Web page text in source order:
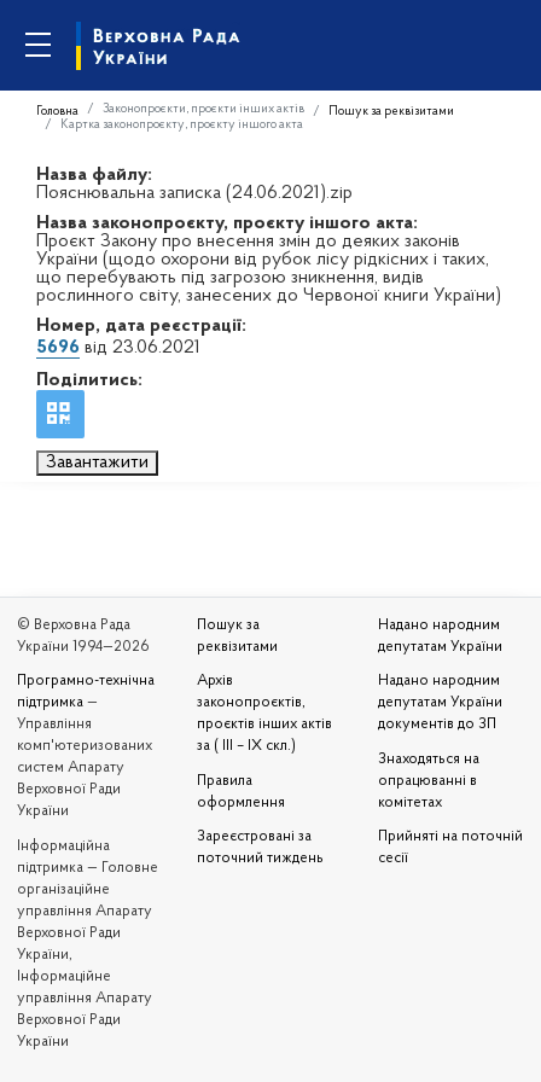
Головна Законопроєкти, проєкти інших актів
Пошук за реквізитами
Картка законопроєкту, проєкту іншого акта
Назва файлу:
Пояснювальна записка (24.06.2021).zip
Назва законопроєкту, проєкту іншого акта:
Проєкт Закону про внесення змін до деяких законів
України (щодо охорони від рубок лісу рідкісних і таких,
що перебувають під загрозою зникнення, видів
рослинного світу, занесених до Червоної книги України)
Номер, дата реєстрації:
5696 від 23.06.2021
Поділитись:
Завантажити
© Верховна Рада
України 1994—2026
Програмно-технічна
підтримка —
Управління
комп'ютеризованих
систем Апарату
Верховної Ради
України
Iнформаційна
підтримка — Головне
організаційне
управління Апарату
Верховної Ради
України,
Інформаційне
управління Апарату
Верховної Ради
України
Пошук за
реквізитами
Архів
законопроєктів,
проєктів інших актів
за ( III – IX скл.)
Правила
оформлення
Зареєстровані за
поточний тиждень
Надано народним
депутатам України
Надано народним
депутатам України
документів до ЗП
Знаходяться на
опрацюванні в
комітетах
Прийняті на поточній
сесії